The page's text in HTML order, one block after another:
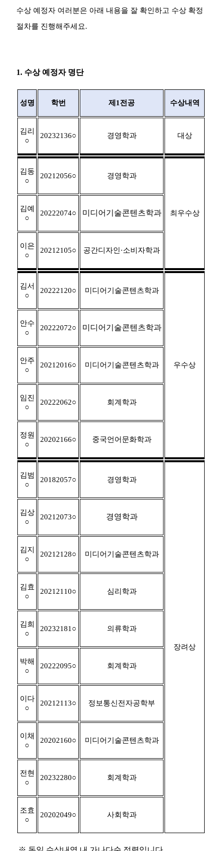
수상 예정자 여러분은 아래 내용을 잘 확인하고 수상 확정
절차를 진행해주세요.
1. 수상 예정자 명단
성명 학번 제 1 전공 수상내역
김리
○
20232136○ 경영학과 대상
김동
○
20212056○ 경영학과
최우수상
김예
○
20222074○ 미디어기술콘텐츠학과
이은
○
20212105○ 공간디자인 ·소비자학과
김서
○
20222120○ 미디어기술콘텐츠학과
우수상
안수
○
20222072○ 미디어기술콘텐츠학과
안주
○
20212016○ 미디어기술콘텐츠학과
임진
○
20222062○ 회계학과
정원
○
20202166○ 중국언어문화학과
김범
○
20182057○ 경영학과
장려상
김상
○
20212073○ 경영학과
김지
○
20212128○ 미디어기술콘텐츠학과
김효
○
20212110○ 심리학과
김희
○
20232181 ○ 의류학과
박해
○
20222095○ 회계학과
이다
○
20212113○ 정보통신전자공학부
이채
○
20202160○ 미디어기술콘텐츠학과
전현
○
20232280○ 회계학과
조효
○
20202049○ 사회학과